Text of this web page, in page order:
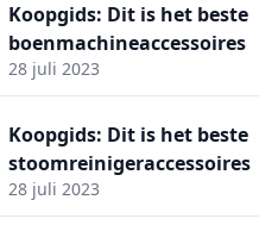
Koopgids: Dit is het beste
boenmachineaccessoires
28 juli 2023
Koopgids: Dit is het beste
stoomreinigeraccessoires
28 juli 2023